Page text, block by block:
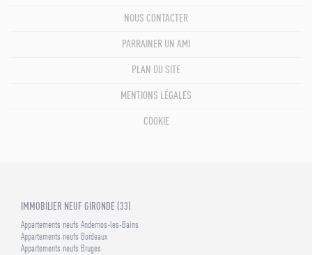
NOUS CONTACTER
PARRAINER UN AMI
PLAN DU SITE
MENTIONS LÉGALES
COOKIE
IMMOBILIER NEUF GIRONDE (33)
Appartements neufs Andernos-les-Bains
Appartements neufs Bordeaux
Appartements neufs Bruges